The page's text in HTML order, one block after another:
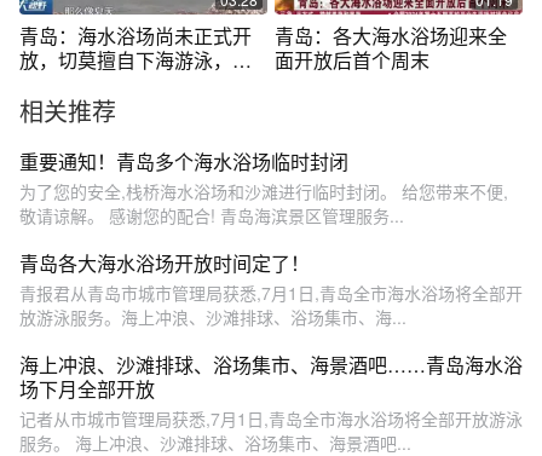
青岛：海水浴场尚未正式开
放，切莫擅自下海游泳，背
青岛：各大海水浴场迎来全
面开放后首个周末
相关推荐
重要通知！青岛多个海水浴场临时封闭
为了您的安全,栈桥海水浴场和沙滩进行临时封闭。 给您带来不便,
敬请谅解。 感谢您的配合! 青岛海滨景区管理服务...
青岛各大海水浴场开放时间定了！
青报君从青岛市城市管理局获悉,7月1日,青岛全市海水浴场将全部开
放游泳服务。海上冲浪、沙滩排球、浴场集市、海...
海上冲浪、沙滩排球、浴场集市、海景酒吧……青岛海水浴
场下月全部开放
记者从市城市管理局获悉,7月1日,青岛全市海水浴场将全部开放游泳
服务。 海上冲浪、沙滩排球、浴场集市、海景酒吧...